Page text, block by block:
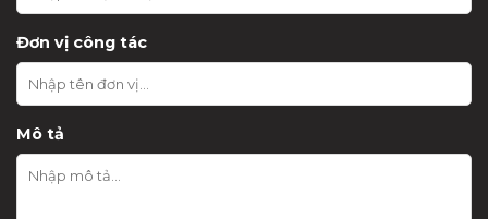
Đơn vị công tác
Mô tả